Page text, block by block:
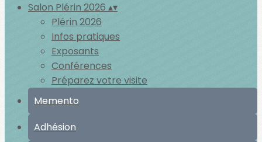
Salon Plérin 2026 ▴▾
Plérin 2026
Infos pratiques
Exposants
Conférences
Préparez votre visite
Memento
Adhésion